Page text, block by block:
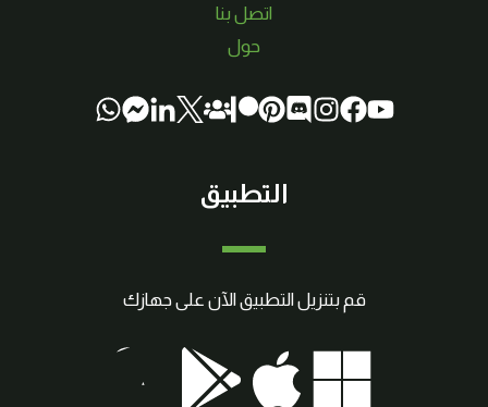
اتصل بنا
حول
التطبيق
قم بتنزيل التطبيق الآن على جهازك